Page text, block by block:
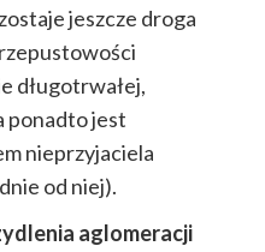
jeszcze droga
długotrwałej,
ponadto jest
nieprzyjaciela
od niej).
aglomeracji